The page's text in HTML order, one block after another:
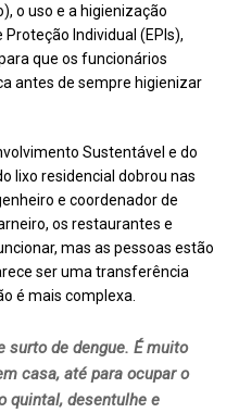
o uso e a higienização
Individual (EPIs),
que os funcionários
antes de sempre higienizar
Sustentável e do
lixo residencial dobrou nas
e coordenador de
os restaurantes e
mas as pessoas estão
ser uma transferência
é mais complexa.
surto de dengue. É muito
casa, até para ocupar o
quintal, desentulhe e